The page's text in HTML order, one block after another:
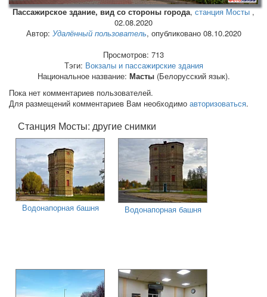
Пассажирское здание, вид со стороны города,станция Мосты ,
02.08.2020
Автор: Удалённый пользователь, опубликовано 08.10.2020
Просмотров: 713
Тэги: Вокзалы и пассажирские здания
Национальное название: Масты(Белорусский язык).
Пока нет комментариев пользователей.
Для размещений комментариев Вам необходимо авторизоваться.
Станция Мосты: другие снимки
Водонапорная башня Водонапорная башня